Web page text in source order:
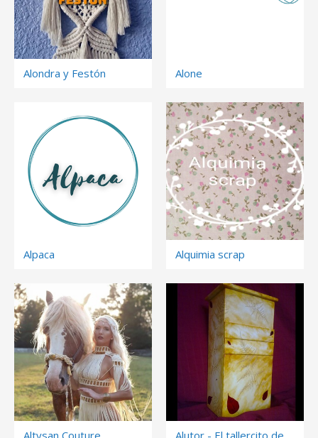
Alondra y Festón Alone
Alpaca Alquimia scrap
Altysan Couture